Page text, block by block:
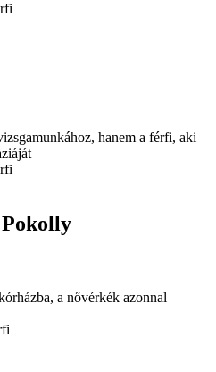
hanem a férfi, aki
a nővérkék azonnal